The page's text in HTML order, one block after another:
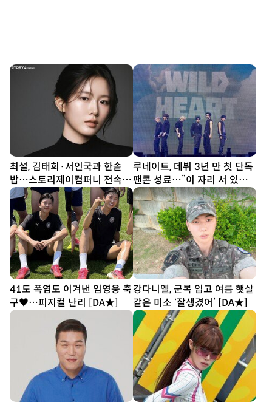
최설, 김태희·서인국과 한솥
밥…스토리제이컴퍼니 전속계
약
루네이트, 데뷔 3년 만 첫 단독
팬콘 성료…”이 자리 서 있는
것 자체가 감동”
41도 폭염도 이겨낸 임영웅 축
구♥…피지컬 난리 [DA★]
강다니엘, 군복 입고 여름 햇살
같은 미소 ‘잘생겼어’ [DA★]